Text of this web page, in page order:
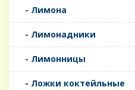
- Лимона
- Лимонадники
- Лимонницы
- Ложки коктейльные